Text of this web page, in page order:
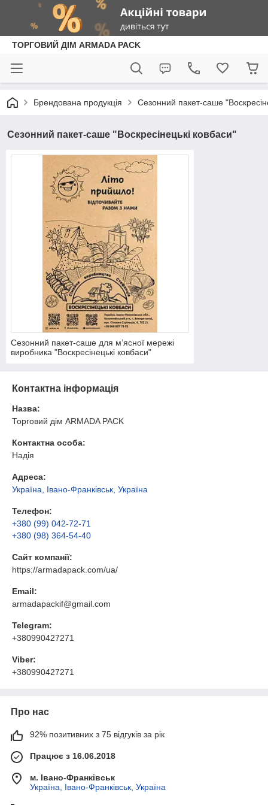
ТОРГОВИЙ ДІМ ARMADA PACK
Брендована продукція Сезонний пакет-саше
Сезонний пакет-саше "Воскресінецькі ковбаси"
Сезонний пакет-саше для мʼясної мережі
виробника "Воскресінецькі ковбаси"
Контактна інформація
Назва:
Торговий дім ARMADA PACK
Контактна особа:
Надія
Адреса:
Україна, Івано-Франківськ, Україна
Телефон:
+380 (99) 042-72-71
+380 (98) 364-54-40
Сайт компанії:
https://armadapack.com/ua/
Email:
armadapackif@gmail.com
Telegram:
+380990427271
Viber:
+380990427271
Про нас
92% позитивних з 75 відгуків за рік
Працює з 16.06.2018
м. Івано-Франківськ
Україна, Івано-Франківськ, Україна